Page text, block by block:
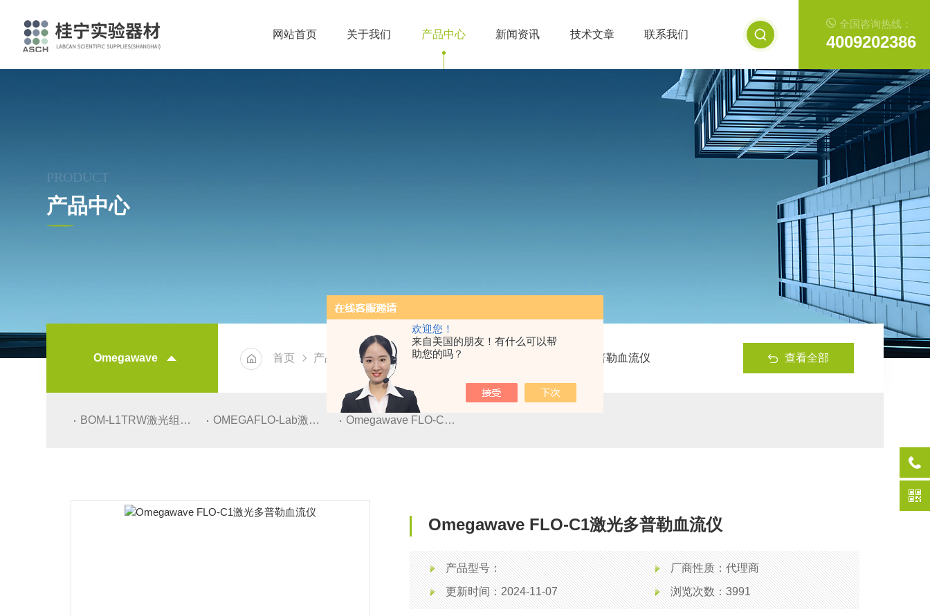
欢迎您！
来自美国的朋友！有什么可以帮
助您的吗？
全国咨询热线：
4009202386
网站首页 关于我们 产品中心 新闻资讯 技术文章 联系我们
PRODUCT
产品中心
查看全部
首页 产品中心 Omegawave Omegawave FLO-C1激光多普勒血流仪
Omegawave
BOM-L1TRW激光组织血氧仪 OMEGAFLO-Lab激光多普勒血流仪 Omegawave FLO-C1激光多普勒血流仪
Omegawave FLO-C1激光多普勒血流仪
产品型号：
厂商性质：代理商
更新时间：2024-11-07
浏览次数：3991